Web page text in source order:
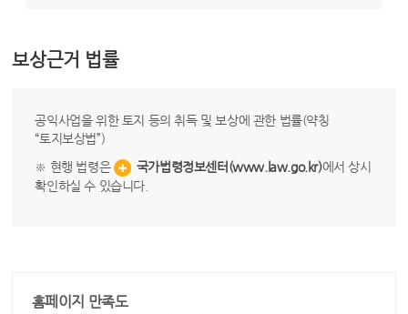
보상근거 법률
공익사업을 위한 토지 등의 취득 및 보상에 관한 법률(약칭
“토지보상법”)
※ 현행 법령은
국가법령정보센터(www.law.go.kr)에서 상시
확인하실 수 있습니다.
홈페이지 만족도